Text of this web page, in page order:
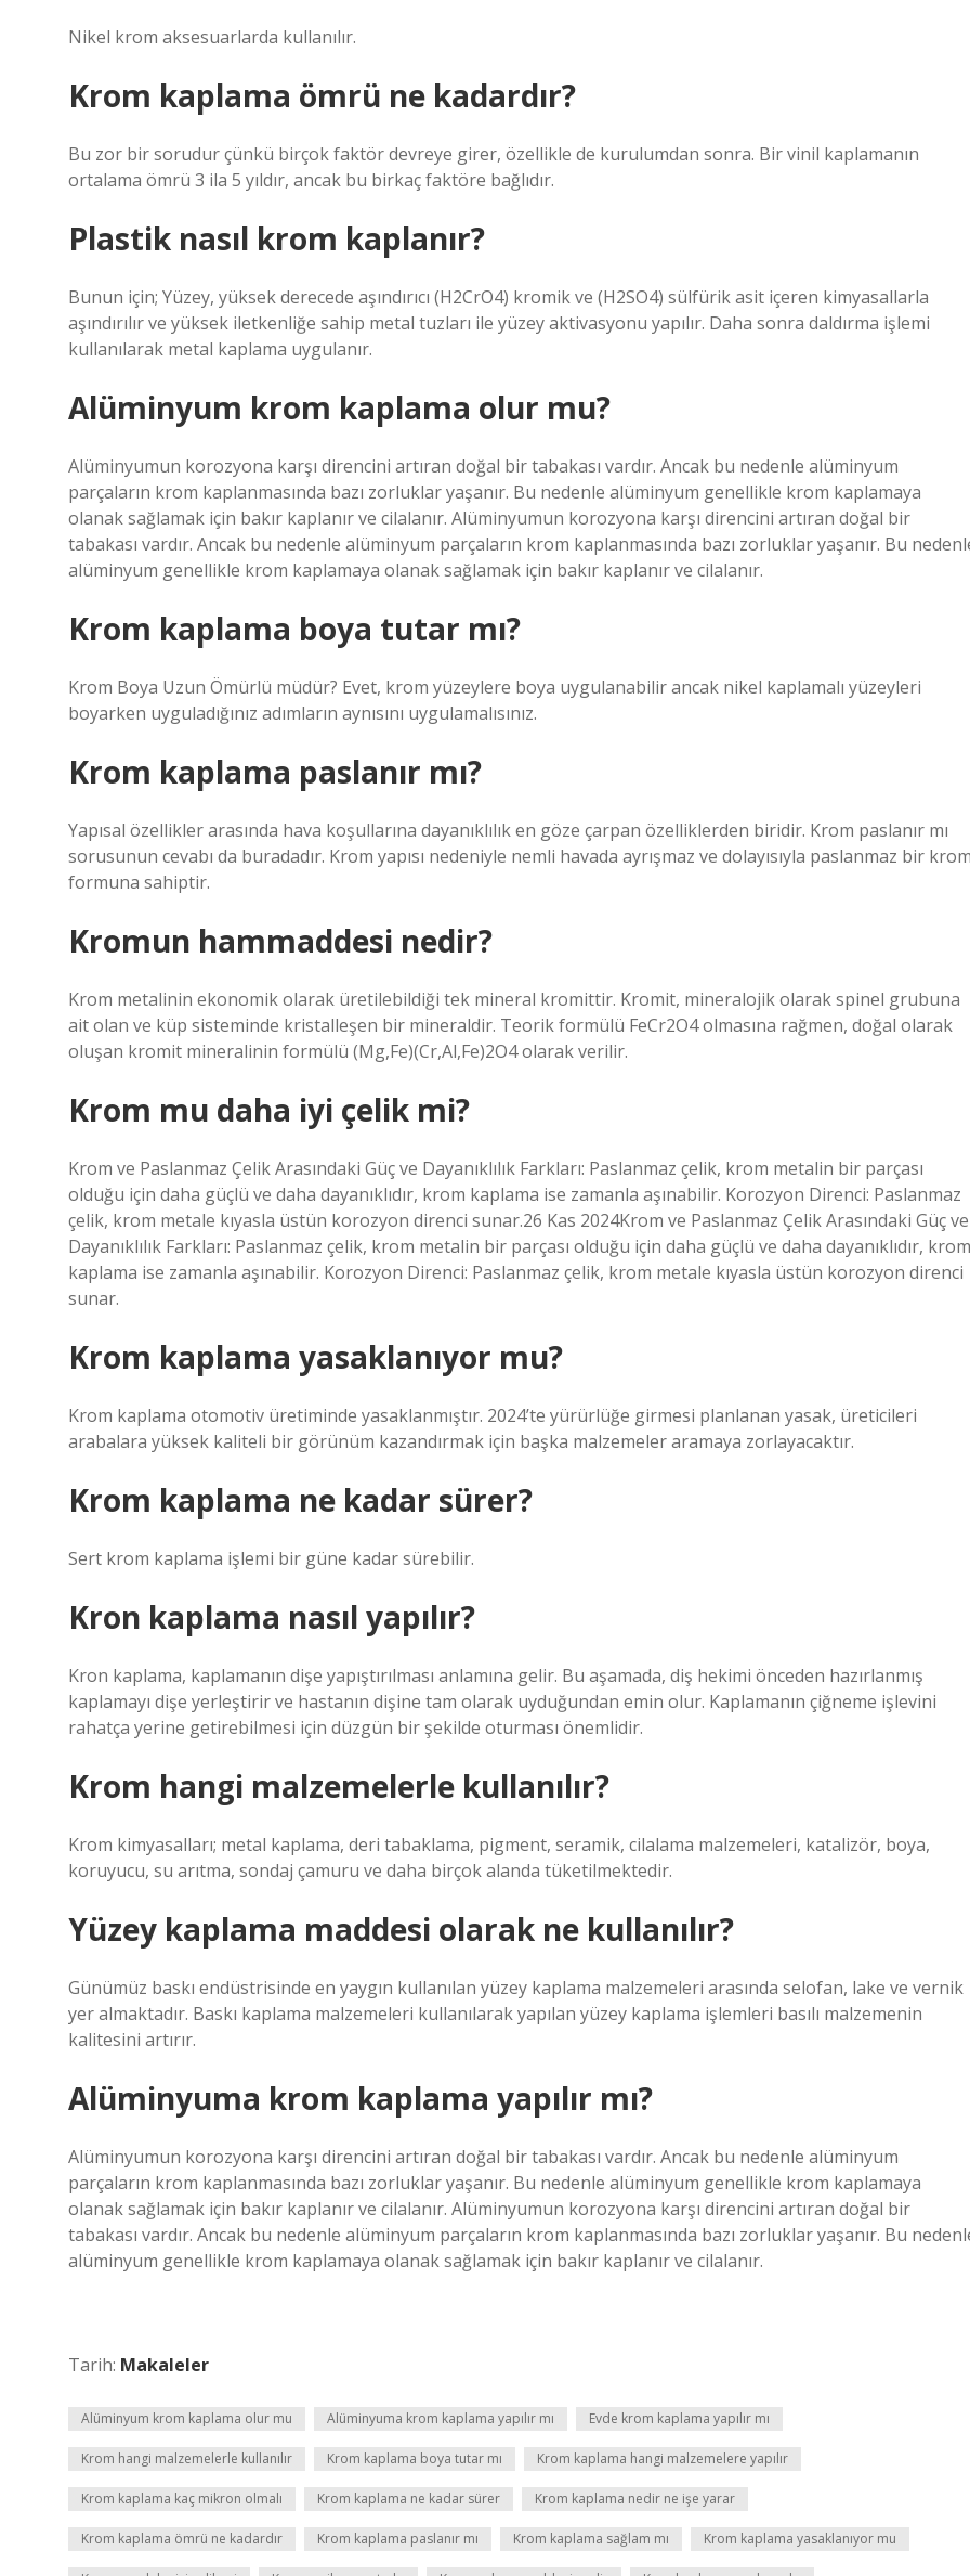
Nikel krom aksesuarlarda kullanılır.
Krom kaplama ömrü ne kadardır?
Bu zor bir sorudur çünkü birçok faktör devreye girer, özellikle de kurulumdan sonra. Bir vinil kaplamanın
ortalama ömrü 3 ila 5 yıldır, ancak bu birkaç faktöre bağlıdır.
Plastik nasıl krom kaplanır?
Bunun için; Yüzey, yüksek derecede aşındırıcı (H2CrO4) kromik ve (H2SO4) sülfürik asit içeren kimyasallarla
aşındırılır ve yüksek iletkenliğe sahip metal tuzları ile yüzey aktivasyonu yapılır. Daha sonra daldırma işlemi
kullanılarak metal kaplama uygulanır.
Alüminyum krom kaplama olur mu?
Alüminyumun korozyona karşı direncini artıran doğal bir tabakası vardır. Ancak bu nedenle alüminyum
parçaların krom kaplanmasında bazı zorluklar yaşanır. Bu nedenle alüminyum genellikle krom kaplamaya
olanak sağlamak için bakır kaplanır ve cilalanır. Alüminyumun korozyona karşı direncini artıran doğal bir
tabakası vardır. Ancak bu nedenle alüminyum parçaların krom kaplanmasında bazı zorluklar yaşanır. Bu
alüminyum genellikle krom kaplamaya olanak sağlamak için bakır kaplanır ve cilalanır.
Krom kaplama boya tutar mı?
Krom Boya Uzun Ömürlü müdür? Evet, krom yüzeylere boya uygulanabilir ancak nikel kaplamalı yüzeyleri
boyarken uyguladığınız adımların aynısını uygulamalısınız.
Krom kaplama paslanır mı?
Yapısal özellikler arasında hava koşullarına dayanıklılık en göze çarpan özelliklerden biridir. Krom paslanır mı
sorusunun cevabı da buradadır. Krom yapısı nedeniyle nemli havada ayrışmaz ve dolayısıyla paslanmaz bir
formuna sahiptir.
Kromun hammaddesi nedir?
Krom metalinin ekonomik olarak üretilebildiği tek mineral kromittir. Kromit, mineralojik olarak spinel grubuna
ait olan ve küp sisteminde kristalleşen bir mineraldir. Teorik formülü FeCr2O4 olmasına rağmen, doğal olarak
oluşan kromit mineralinin formülü (Mg,Fe)(Cr,Al,Fe)2O4 olarak verilir.
Krom mu daha iyi çelik mi?
Krom ve Paslanmaz Çelik Arasındaki Güç ve Dayanıklılık Farkları: Paslanmaz çelik, krom metalin bir parçası
olduğu için daha güçlü ve daha dayanıklıdır, krom kaplama ise zamanla aşınabilir. Korozyon Direnci: Paslanmaz
çelik, krom metale kıyasla üstün korozyon direnci sunar.26 Kas 2024Krom ve Paslanmaz Çelik Arasındaki Güç ve
Dayanıklılık Farkları: Paslanmaz çelik, krom metalin bir parçası olduğu için daha güçlü ve daha dayanıklıdır, krom
kaplama ise zamanla aşınabilir. Korozyon Direnci: Paslanmaz çelik, krom metale kıyasla üstün korozyon direnci
sunar.
Krom kaplama yasaklanıyor mu?
Krom kaplama otomotiv üretiminde yasaklanmıştır. 2024’te yürürlüğe girmesi planlanan yasak, üreticileri
arabalara yüksek kaliteli bir görünüm kazandırmak için başka malzemeler aramaya zorlayacaktır.
Krom kaplama ne kadar sürer?
Sert krom kaplama işlemi bir güne kadar sürebilir.
Kron kaplama nasıl yapılır?
Kron kaplama, kaplamanın dişe yapıştırılması anlamına gelir. Bu aşamada, diş hekimi önceden hazırlanmış
kaplamayı dişe yerleştirir ve hastanın dişine tam olarak uyduğundan emin olur. Kaplamanın çiğneme işlevini
rahatça yerine getirebilmesi için düzgün bir şekilde oturması önemlidir.
Krom hangi malzemelerle kullanılır?
Krom kimyasalları; metal kaplama, deri tabaklama, pigment, seramik, cilalama malzemeleri, katalizör, boya,
koruyucu, su arıtma, sondaj çamuru ve daha birçok alanda tüketilmektedir.
Yüzey kaplama maddesi olarak ne kullanılır?
Günümüz baskı endüstrisinde en yaygın kullanılan yüzey kaplama malzemeleri arasında selofan, lake ve vernik
yer almaktadır. Baskı kaplama malzemeleri kullanılarak yapılan yüzey kaplama işlemleri basılı malzemenin
kalitesini artırır.
Alüminyuma krom kaplama yapılır mı?
Alüminyumun korozyona karşı direncini artıran doğal bir tabakası vardır. Ancak bu nedenle alüminyum
parçaların krom kaplanmasında bazı zorluklar yaşanır. Bu nedenle alüminyum genellikle krom kaplamaya
olanak sağlamak için bakır kaplanır ve cilalanır. Alüminyumun korozyona karşı direncini artıran doğal bir
tabakası vardır. Ancak bu nedenle alüminyum parçaların krom kaplanmasında bazı zorluklar yaşanır. Bu
alüminyum genellikle krom kaplamaya olanak sağlamak için bakır kaplanır ve cilalanır.
Tarih: Makaleler
Alüminyum krom kaplama olur mu Alüminyuma krom kaplama yapılır mı Evde krom kaplama yapılır mı
Krom hangi malzemelerle kullanılır Krom kaplama boya tutar mı Krom kaplama hangi malzemelere yapılır
Krom kaplama kaç mikron olmalı Krom kaplama ne kadar sürer Krom kaplama nedir ne işe yarar
Krom kaplama ömrü ne kadardır Krom kaplama paslanır mı Krom kaplama sağlam mı Krom kaplama yasaklanıyor mu